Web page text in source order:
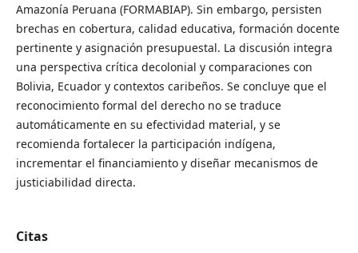
Amazonía Peruana (FORMABIAP). Sin embargo, persisten
brechas en cobertura, calidad educativa, formación docente
pertinente y asignación presupuestal. La discusión integra
una perspectiva crítica decolonial y comparaciones con
Bolivia, Ecuador y contextos caribeños. Se concluye que el
reconocimiento formal del derecho no se traduce
automáticamente en su efectividad material, y se
recomienda fortalecer la participación indígena,
incrementar el financiamiento y diseñar mecanismos de
justiciabilidad directa.
Citas